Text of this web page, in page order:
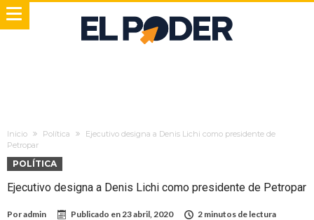
Inicio Política
Ejecutivo designa a Denis Lichi como presidente de
Petropar
POLÍTICA
Ejecutivo designa a Denis Lichi como presidente de Petropar
Poradmin Publicado en23 abril, 2020
2 minutos de lectura